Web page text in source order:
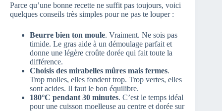
Parce qu’une bonne recette ne suffit pas toujours, voici
quelques conseils très simples pour ne pas te louper :
Beurre bien ton moule. Vraiment. Ne sois pas
timide. Le gras aide à un démoulage parfait et
donne une légère croûte dorée qui fait toute la
différence.
Choisis des mirabelles mûres mais fermes.
Trop molles, elles fondent trop. Trop vertes, elles
sont acides. Il faut le bon équilibre.
180°C pendant 30 minutes. C’est le temps idéal
pour une cuisson moelleuse au centre et dorée sur